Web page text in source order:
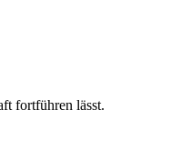
fortführen lässt.